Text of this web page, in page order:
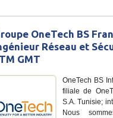
OneTech BS
Réseau et
GMT
OneTech BS
filiale de
S.A. Tunisie;
Nous